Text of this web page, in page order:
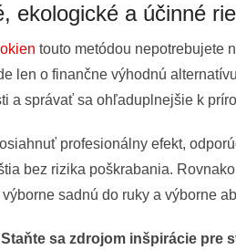
ekologické a účinné
touto metódou nepotrebujete
len o finančne výhodnú
a správať sa ohľaduplnejšie k
profesionálny efekt,
bez rizika poškrabania.
sadnú do ruky a výborne
Staňte sa zdrojom inšpirácie pre